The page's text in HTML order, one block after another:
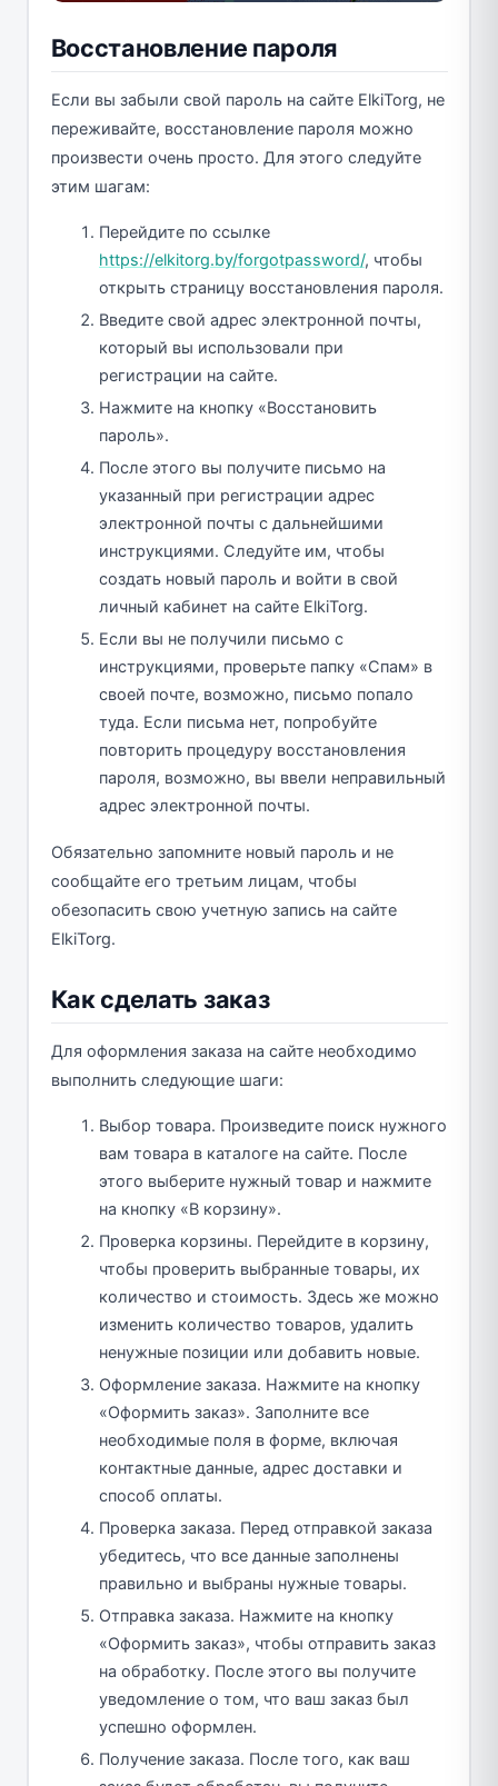
Восстановление пароля
Если вы забыли свой пароль на сайте ElkiTorg, не
переживайте, восстановление пароля можно
произвести очень просто. Для этого следуйте
этим шагам:
Перейдите по ссылке
https://elkitorg.by/forgotpassword/, чтобы
открыть страницу восстановления пароля.
Введите свой адрес электронной почты,
который вы использовали при
регистрации на сайте.
Нажмите на кнопку «Восстановить
пароль».
После этого вы получите письмо на
указанный при регистрации адрес
электронной почты с дальнейшими
инструкциями. Следуйте им, чтобы
создать новый пароль и войти в свой
личный кабинет на сайте ElkiTorg.
Если вы не получили письмо с
инструкциями, проверьте папку «Спам» в
своей почте, возможно, письмо попало
туда. Если письма нет, попробуйте
повторить процедуру восстановления
пароля, возможно, вы ввели неправильный
адрес электронной почты.
Обязательно запомните новый пароль и не
сообщайте его третьим лицам, чтобы
обезопасить свою учетную запись на сайте
ElkiTorg.
Как сделать заказ
Для оформления заказа на сайте необходимо
выполнить следующие шаги:
Выбор товара. Произведите поиск нужного
вам товара в каталоге на сайте. После
этого выберите нужный товар и нажмите
на кнопку «В корзину».
Проверка корзины. Перейдите в корзину,
чтобы проверить выбранные товары, их
количество и стоимость. Здесь же можно
изменить количество товаров, удалить
ненужные позиции или добавить новые.
Оформление заказа. Нажмите на кнопку
«Оформить заказ». Заполните все
необходимые поля в форме, включая
контактные данные, адрес доставки и
способ оплаты.
Проверка заказа. Перед отправкой заказа
убедитесь, что все данные заполнены
правильно и выбраны нужные товары.
Отправка заказа. Нажмите на кнопку
«Оформить заказ», чтобы отправить заказ
на обработку. После этого вы получите
уведомление о том, что ваш заказ был
успешно оформлен.
Получение заказа. После того, как ваш